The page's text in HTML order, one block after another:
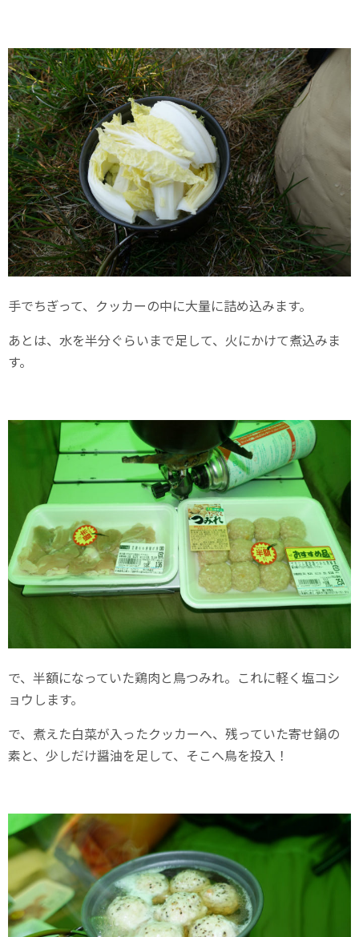
手でちぎって、クッカーの中に大量に詰め込みます。
あとは、水を半分ぐらいまで足して、火にかけて煮込みま
す。
で、半額になっていた鶏肉と鳥つみれ。これに軽く塩コシ
ョウします。
で、煮えた白菜が入ったクッカーへ、残っていた寄せ鍋の
素と、少しだけ醤油を足して、そこへ鳥を投入！